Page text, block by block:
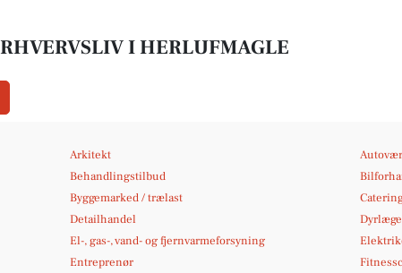
I HERLUFMAGLE
Arkitekt
Behandlingstilbud
Byggemarked / trælast
Detailhandel
Dyrlæge
El-, gas-, vand- og fjernvarmeforsyning
Entreprenør